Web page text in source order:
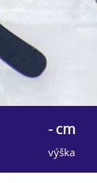
- cm
výška